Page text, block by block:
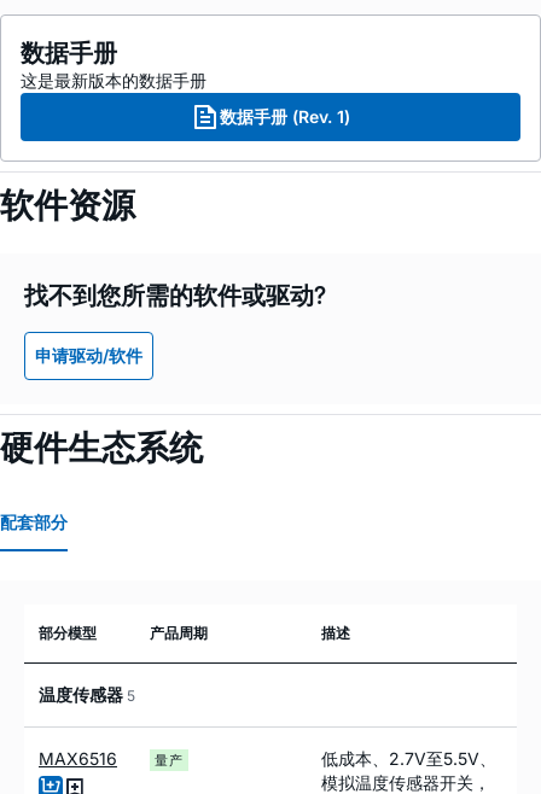
数据手册
这是最新版本的数据手册
数据手册 (Rev. 1)
软件资源
找不到您所需的软件或驱动?
申请驱动/软件
硬件生态系统
配套部分
部分模型 产品周期 描述
温度传感器 5
MAX6516 量产
低成本、2.7V至5.5V、
模拟温度传感器开关，